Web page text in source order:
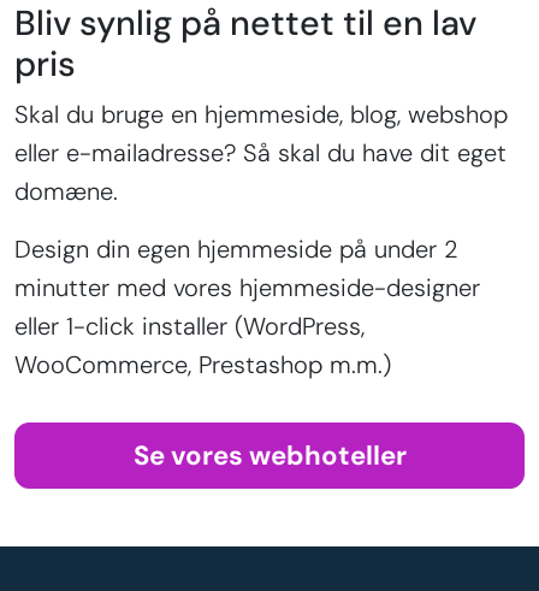
Bliv synlig på nettet til en lav
pris
Skal du bruge en hjemmeside, blog, webshop
eller e-mailadresse? Så skal du have dit eget
domæne.
Design din egen hjemmeside på under 2
minutter med vores hjemmeside-designer
eller 1-click installer (WordPress,
WooCommerce, Prestashop m.m.)
Se vores webhoteller